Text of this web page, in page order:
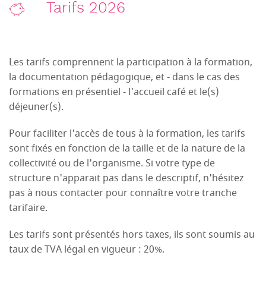
Tarifs 2026
Les tarifs comprennent la participation à la formation,
la documentation pédagogique, et - dans le cas des
formations en présentiel - l'accueil café et le(s)
déjeuner(s).
Pour faciliter l'accès de tous à la formation, les tarifs
sont fixés en fonction de la taille et de la nature de la
collectivité ou de l'organisme. Si votre type de
structure n'apparait pas dans le descriptif, n'hésitez
pas à nous contacter pour connaître votre tranche
tarifaire.
Les tarifs sont présentés hors taxes, ils sont soumis au
taux de TVA légal en vigueur : 20%.